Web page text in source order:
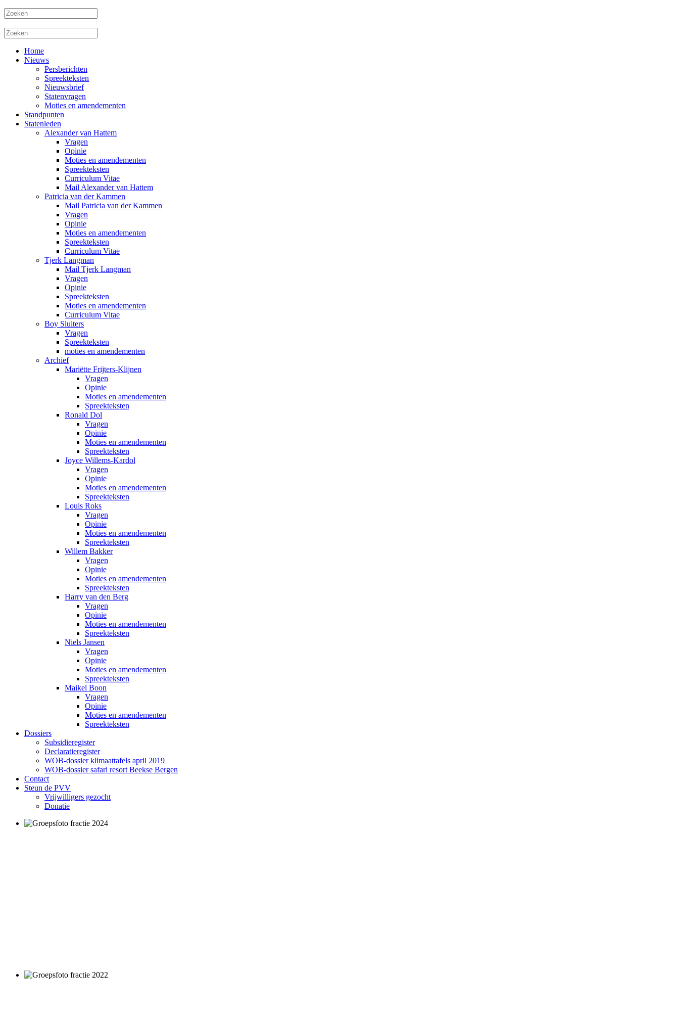
Home
Nieuws
Persberichten
Spreekteksten
Nieuwsbrief
Statenvragen
Moties en amendementen
Standpunten
Statenleden
Alexander van Hattem
Vragen
Opinie
Moties en amendementen
Spreekteksten
Curriculum Vitae
Mail Alexander van Hattem
Patricia van der Kammen
Mail Patricia van der Kammen
Vragen
Opinie
Moties en amendementen
Spreekteksten
Curriculum Vitae
Tjerk Langman
Mail Tjerk Langman
Vragen
Opinie
Spreekteksten
Moties en amendementen
Curriculum Vitae
Boy Sluiters
Vragen
Spreekteksten
moties en amendementen
Archief
Mariëtte Frijters-Klijnen
Vragen
Opinie
Moties en amendementen
Spreekteksten
Ronald Dol
Vragen
Opinie
Moties en amendementen
Spreekteksten
Joyce Willems-Kardol
Vragen
Opinie
Moties en amendementen
Spreekteksten
Louis Roks
Vragen
Opinie
Moties en amendementen
Spreekteksten
Willem Bakker
Vragen
Opinie
Moties en amendementen
Spreekteksten
Harry van den Berg
Vragen
Opinie
Moties en amendementen
Spreekteksten
Niels Jansen
Vragen
Opinie
Moties en amendementen
Spreekteksten
Maikel Boon
Vragen
Opinie
Moties en amendementen
Spreekteksten
Dossiers
Subsidieregister
Declaratieregister
WOB-dossier klimaattafels april 2019
WOB-dossier safari resort Beekse Bergen
Contact
Steun de PVV
Vrijwilligers gezocht
Donatie